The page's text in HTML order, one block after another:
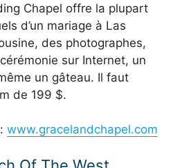
Chapel offre la plupart
d’un mariage à Las
des photographes,
sur Internet, un
un gâteau. Il faut
de 199 $.
www.gracelandchapel.com